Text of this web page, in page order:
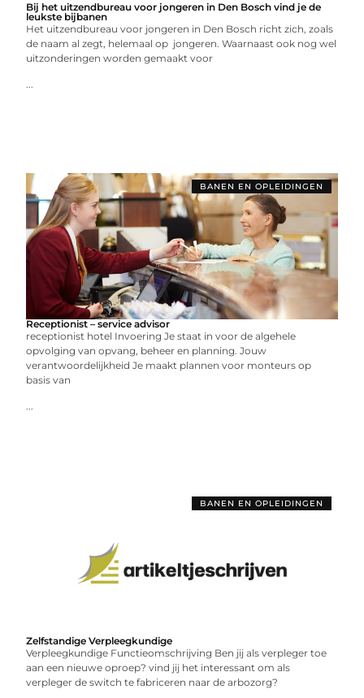
Bij het uitzendbureau voor jongeren in Den Bosch vind je de
leukste bijbanen
Het uitzendbureau voor jongeren in Den Bosch richt zich, zoals
de naam al zegt, helemaal op jongeren. Waarnaast ook nog wel
uitzonderingen worden gemaakt voor
...
BANEN EN OPLEIDINGEN
Receptionist – service advisor
receptionist hotel Invoering Je staat in voor de algehele
opvolging van opvang, beheer en planning. Jouw
verantwoordelijkheid Je maakt plannen voor monteurs op
basis van
...
BANEN EN OPLEIDINGEN
Zelfstandige Verpleegkundige
Verpleegkundige Functieomschrijving Ben jij als verpleger toe
aan een nieuwe oproep? vind jij het interessant om als
verpleger de switch te fabriceren naar de arbozorg?